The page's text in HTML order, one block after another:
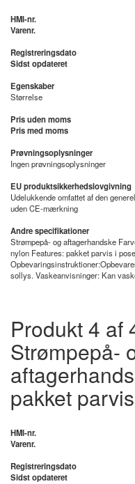
HMI-nr.
Varenr.
Registreringsdato
Sidst opdateret
Egenskaber
Størrelse
Pris uden moms
Pris med moms
Prøvningsoplysninger
Ingen prøvningsoplysninger
EU produktsikkerhedslovgivning
Udelukkende omfattet af den
uden CE-mærkning
Andre specifikationer
Strømpepå- og aftagerhandske
nylon Features: pakket parvis i
sollys. Vaskeanvisninger: Kan
Produkt 4 af
Strømpepå-
pakket
HMI-nr.
Varenr.
Registreringsdato
Sidst opdateret